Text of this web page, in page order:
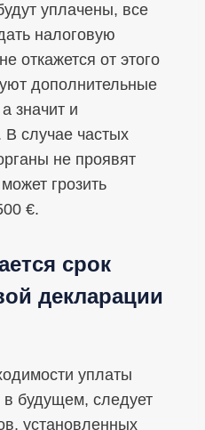
уплачены, все
налоговую
откажется от этого
дополнительные
значит и
случае частых
не проявят
грозить
€.
срок
декларации
уплаты
будущем, следует
установленных